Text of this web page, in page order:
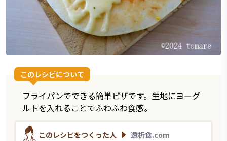
このレシピについて
フライパンでできる簡単ピザです。生地にヨーグ
ルトを入れることでふわふわ食感。
このレシピをつくった人 透析食.com